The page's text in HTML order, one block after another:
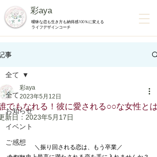
彩aya
曖昧な恋も生き方も納得感100％に変える
ライフデザインコーチ
事
全て
お知らせ
イベント
ご感想
全て
でもなれる！彼に愛される○○な女性とは
彩aya
2023年5月12日
新日： 2023年5月17日
＼振り回される恋は、もう卒業／